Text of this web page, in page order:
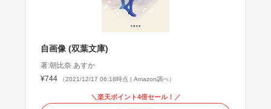
自画像 (双葉文庫)
著:朝比奈 あすか
¥744
（2021/12/17 06:18時点 | Amazon調べ）
＼楽天ポイント4倍セール！／